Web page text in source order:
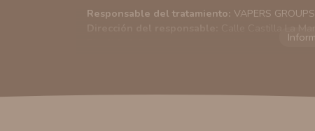
Responsable del tratamiento: VAPERS
Sus datos serán usados para poder
similares a los artículos que ha adquirido. Puede